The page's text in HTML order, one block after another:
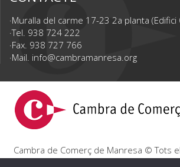
Muralla del carme 17-23 2a planta (Edifici
Tel. 938 724 222
Fax. 938 727 766
Mail. info@cambramanresa.org
Cambra de Comerç de Manresa © Tots